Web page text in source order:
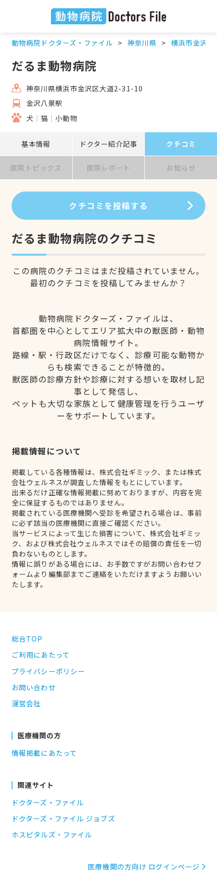
動物病院ドクターズ・ファイル 神奈川県 横浜市金沢区
だるま動物病院
神奈川県横浜市金沢区大道2-31-10
金沢八景駅
犬
猫 小動物
基本情報 ドクター紹介記事 クチコミ
医院トピックス 医院レポート お知らせ
クチコミを投稿する
だるま動物病院のクチコミ
この病院のクチコミはまだ投稿されていません。
最初のクチコミを投稿してみませんか？
動物病院ドクターズ・ファイルは、
首都圏を中心としてエリア拡大中の獣医師・動物
病院情報サイト。
路線・駅・行政区だけでなく、診療可能な動物か
らも検索できることが特徴的。
獣医師の診療方針や診療に対する想いを取材し記
事として発信し、
ペットも大切な家族として健康管理を行うユーザ
ーをサポートしています。
掲載情報について
掲載している各種情報は、株式会社ギミック、または株式
会社ウェルネスが調査した情報をもとにしています。
出来るだけ正確な情報掲載に努めておりますが、内容を完
全に保証するものではありません。
掲載されている医療機関へ受診を希望される場合は、事前
に必ず該当の医療機関に直接ご確認ください。
当サービスによって生じた損害について、株式会社ギミッ
ク、および株式会社ウェルネスではその賠償の責任を一切
負わないものとします。
情報に誤りがある場合には、お手数ですがお問い合わせフ
ォームより編集部までご連絡をいただけますようお願いい
たします。
総合TOP
ご利用にあたって
プライバシーポリシー
お問い合わせ
運営会社
医療機関の方
情報掲載にあたって
関連サイト
ドクターズ・ファイル
ドクターズ・ファイル ジョブズ
ホスピタルズ・ファイル
医療機関の方向け ログインページ